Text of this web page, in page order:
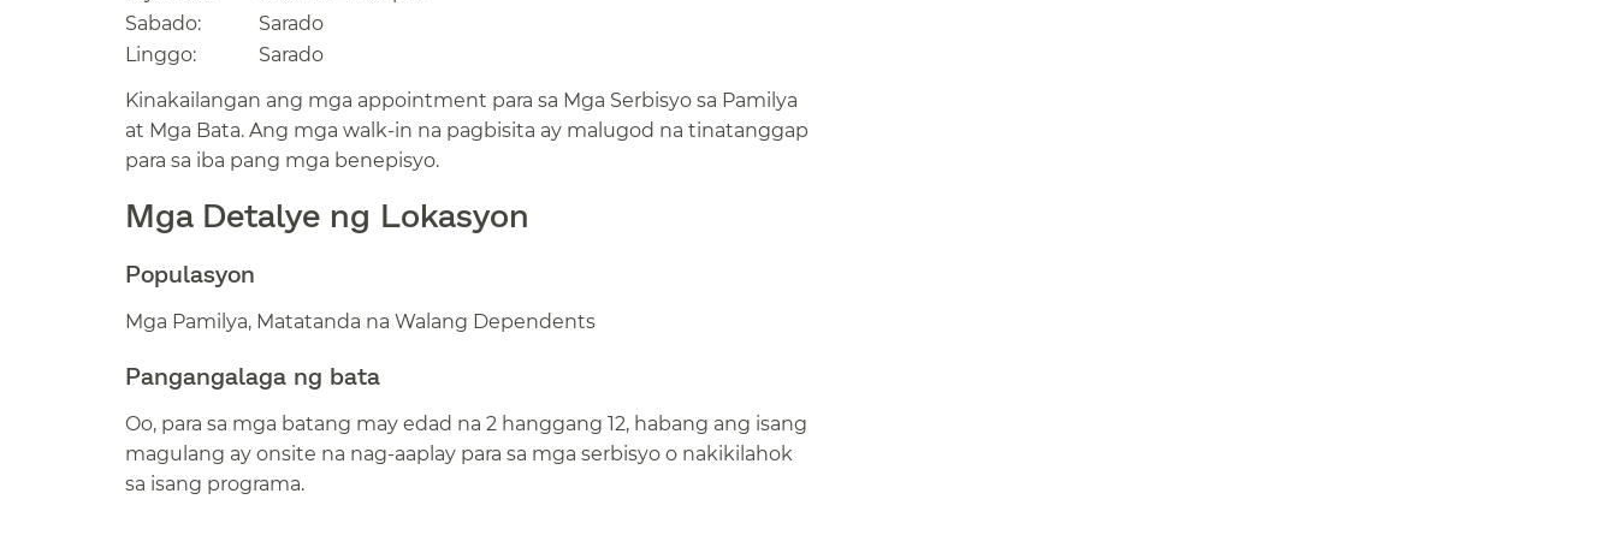
Sabado:​​
Sarado​​
Linggo:​​
Sarado​​
Kinakailangan ang mga appointment para sa Mga Serbisyo sa Pamilya
at Mga Bata. Ang mga walk-in na pagbisita ay malugod na tinatanggap
para sa iba pang mga benepisyo.​​
Mga Detalye ng Lokasyon​​
Populasyon​​
Mga Pamilya, Matatanda na Walang Dependents​​
Pangangalaga ng bata​​
Oo, para sa mga batang may edad na 2 hanggang 12, habang ang isang
magulang ay onsite na nag-aaplay para sa mga serbisyo o nakikilahok
sa isang programa.​​